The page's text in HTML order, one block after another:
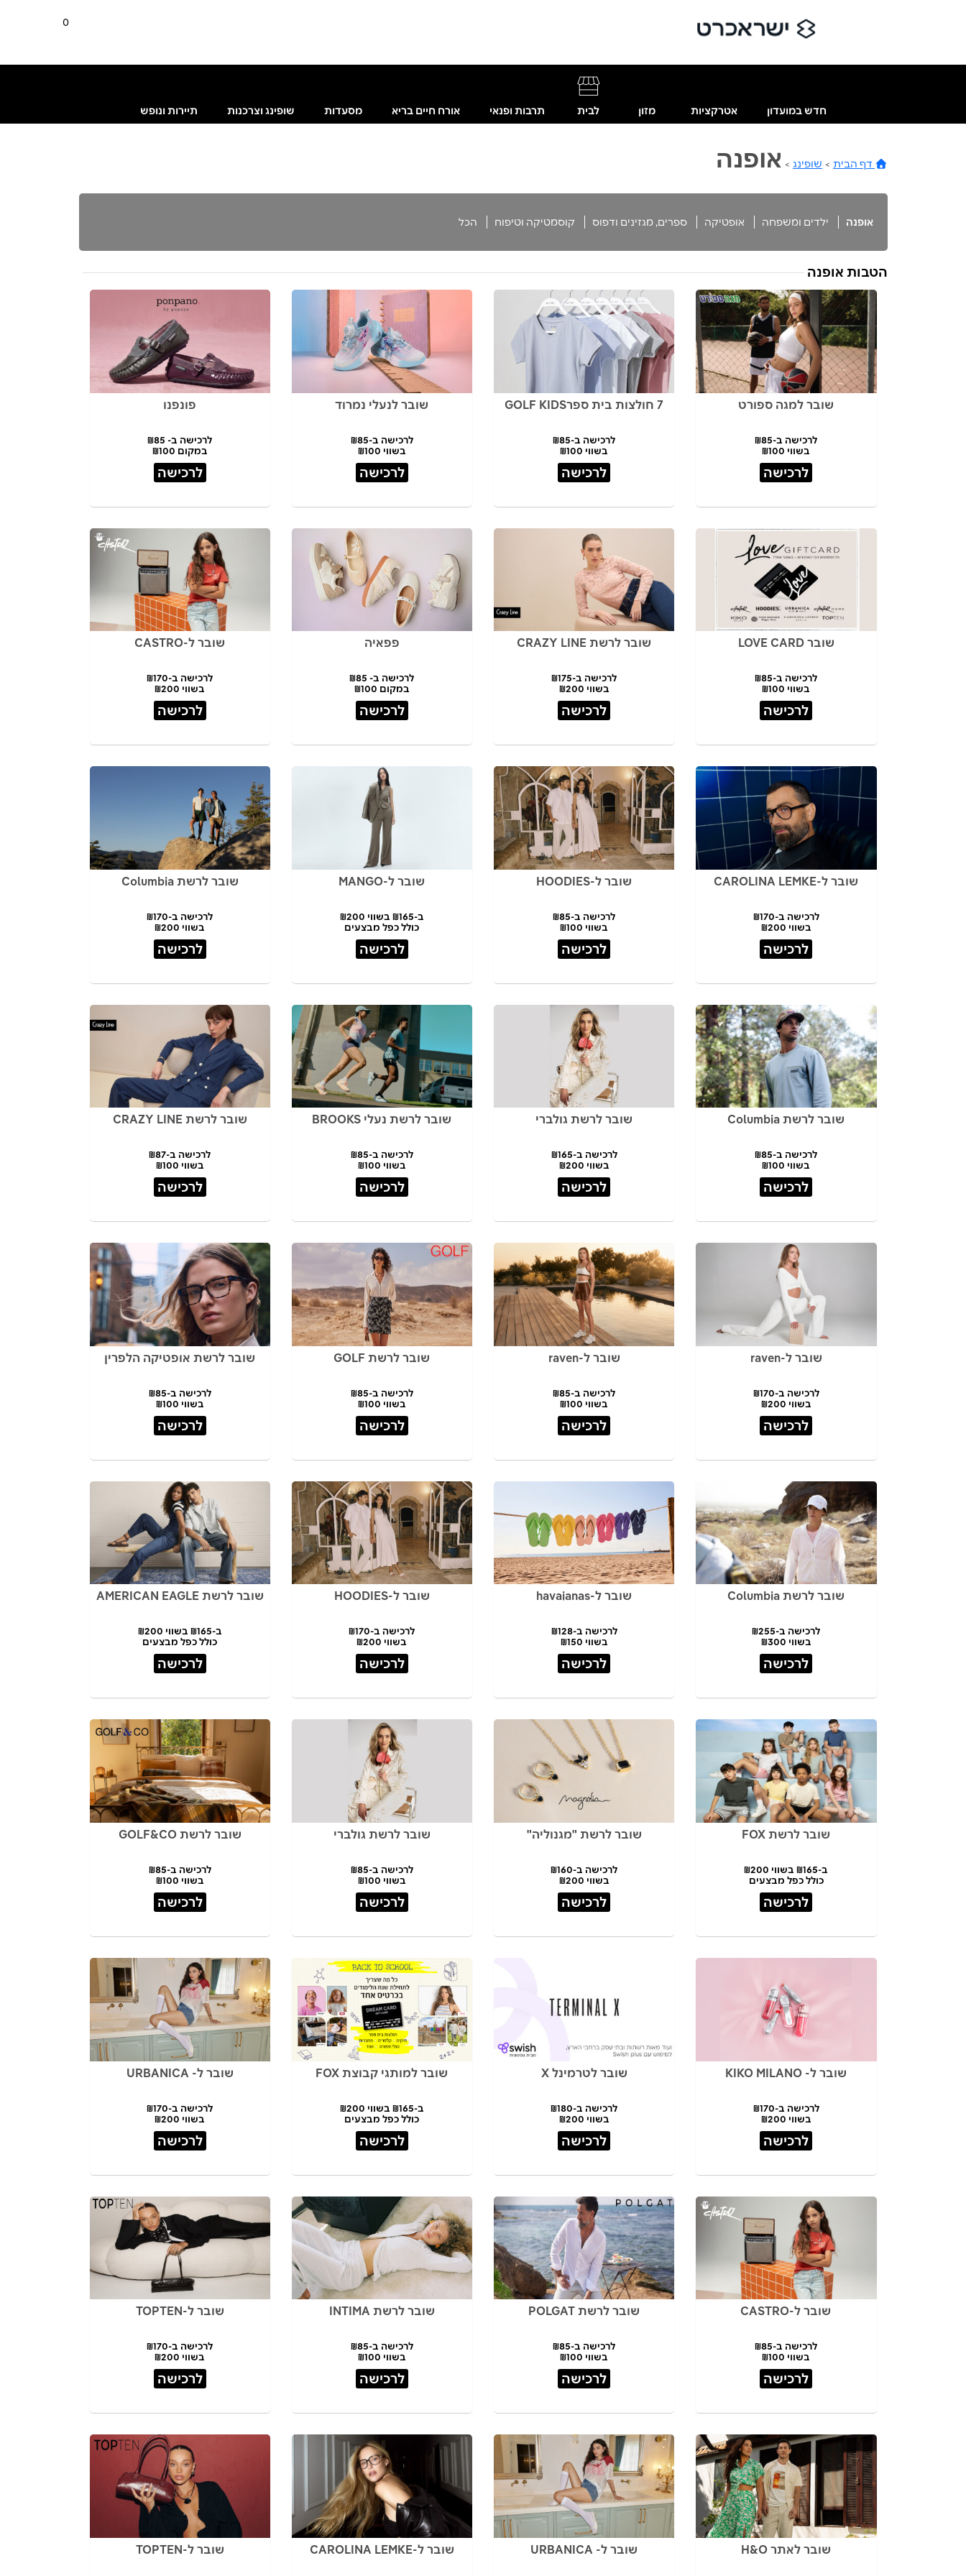
0
חדש במועדון אטרקציות מזון לבית תרבות ופנאי אורח חיים בריא מסעדות שופינג וצרכנות תיירות ונופש
דף הבית > שופינג > אופנה
אופנה ילדים ומשפחה אופטיקה ספרים, מגזינים ודפוס קוסמטיקה וטיפוח הכל
הטבות אופנה
שובר למגה ספורט
לרכישה ב-₪85
בשווי ₪100
לרכישה
7 חולצות בית ספרGOLF KIDS
לרכישה ב-₪85
בשווי ₪100
לרכישה
שובר לנעלי נמרוד
לרכישה ב-₪85
בשווי ₪100
לרכישה
פונפנו
לרכישה ב- ₪85
במקום ₪100
לרכישה
שובר LOVE CARD
לרכישה ב-₪85
בשווי ₪100
לרכישה
שובר לרשת CRAZY LINE
לרכישה ב-₪175
בשווי ₪200
לרכישה
פפאיה
לרכישה ב- ₪85
במקום ₪100
לרכישה
שובר ל-CASTRO
לרכישה ב-₪170
בשווי ₪200
לרכישה
שובר ל-CAROLINA LEMKE
לרכישה ב-₪170
בשווי ₪200
לרכישה
שובר ל-HOODIES
לרכישה ב-₪85
בשווי ₪100
לרכישה
שובר ל-MANGO
ב-₪165 בשווי ₪200
כולל כפל מבצעים
לרכישה
שובר לרשת Columbia
לרכישה ב-₪170
בשווי ₪200
לרכישה
שובר לרשת Columbia
לרכישה ב-₪85
בשווי ₪100
לרכישה
שובר לרשת גולברי
לרכישה ב-₪165
בשווי ₪200
לרכישה
שובר לרשת נעלי BROOKS
לרכישה ב-₪85
בשווי ₪100
לרכישה
שובר לרשת CRAZY LINE
לרכישה ב-₪87
בשווי ₪100
לרכישה
שובר ל-raven
לרכישה ב-₪170
בשווי ₪200
לרכישה
שובר ל-raven
לרכישה ב-₪85
בשווי ₪100
לרכישה
שובר לרשת GOLF
לרכישה ב-₪85
בשווי ₪100
לרכישה
שובר לרשת אופטיקה הלפרין
לרכישה ב-₪85
בשווי ₪100
לרכישה
שובר לרשת Columbia
לרכישה ב-₪255
בשווי ₪300
לרכישה
שובר ל-havaianas
לרכישה ב-₪128
בשווי ₪150
לרכישה
שובר ל-HOODIES
לרכישה ב-₪170
בשווי ₪200
לרכישה
שובר לרשת AMERICAN EAGLE
ב-₪165 בשווי ₪200
כולל כפל מבצעים
לרכישה
שובר לרשת FOX
ב-₪165 בשווי ₪200
כולל כפל מבצעים
לרכישה
שובר לרשת "מגנוליה"
לרכישה ב-₪160
בשווי ₪200
לרכישה
שובר לרשת גולברי
לרכישה ב-₪85
בשווי ₪100
לרכישה
שובר לרשת GOLF&CO
לרכישה ב-₪85
בשווי ₪100
לרכישה
שובר ל- KIKO MILANO
לרכישה ב-₪170
בשווי ₪200
לרכישה
שובר לטרמינל X
לרכישה ב-₪180
בשווי ₪200
לרכישה
שובר למותגי קבוצת FOX
ב-₪165 בשווי ₪200
כולל כפל מבצעים
לרכישה
שובר ל- URBANICA
לרכישה ב-₪170
בשווי ₪200
לרכישה
שובר ל-CASTRO
לרכישה ב-₪85
בשווי ₪100
לרכישה
שובר לרשת POLGAT
לרכישה ב-₪85
בשווי ₪100
לרכישה
שובר לרשת INTIMA
לרכישה ב-₪85
בשווי ₪100
לרכישה
שובר ל-TOPTEN
לרכישה ב-₪170
בשווי ₪200
לרכישה
שובר לאתר H&O שובר ל- URBANICA שובר ל-CAROLINA LEMKE שובר ל-TOPTEN